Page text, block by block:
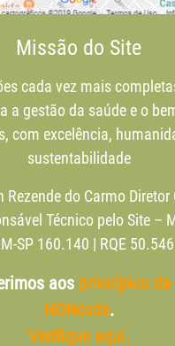
Missão do Site
cada vez mais
a gestão da saúde e o
com excelência,
sustentabilidade
Rezende do Carmo Diretor
Técnico pelo Site –
SP 160.140 | RQE 50.546
aos princípios da
HONcode.
Verifique aqui.